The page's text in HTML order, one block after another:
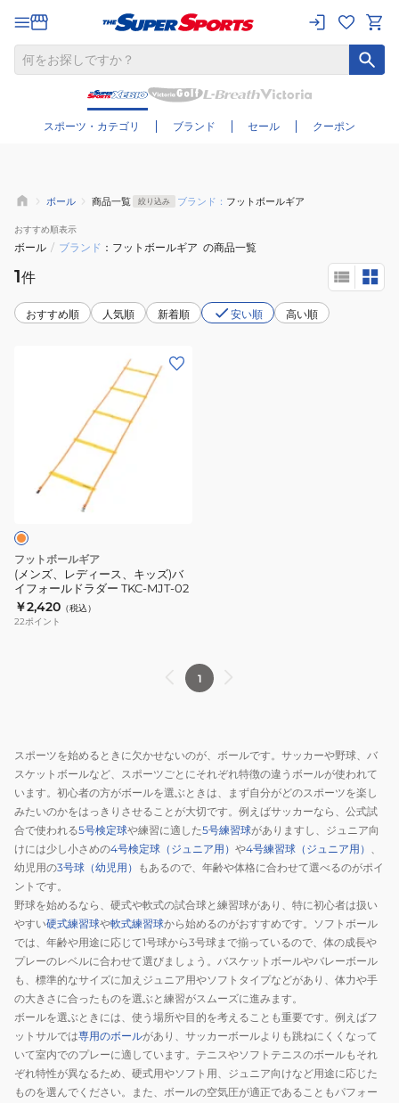
スポーツ・カテゴリ ブランド セール クーポン
さらに絞り込む
ボール 商品一覧 絞り込み ブランド： フットボールギア
おすすめ順表示
ボール / ブランド フットボールギア の商品一覧
1件
おすすめ順 人気順 新着順 安い順 高い順
キ
ッ
ズ)
バ
イ
ダ
ー
TKC-
MJT-
02
フットボールギア
(メンズ、レディース、キッズ)バ
イフォールドラダー TKC-MJT-02
￥2,420 （税込）
22ポイント
1
スポーツを始めるときに欠かせないのが、ボールです。サッカーや野球、バ
スケットボールなど、スポーツごとにそれぞれ特徴の違うボールが使われて
います。初心者の方がボールを選ぶときは、まず自分がどのスポーツを楽し
みたいのかをはっきりさせることが大切です。例えばサッカーなら、公式試
合で使われる5号検定球や練習に適した5号練習球がありますし、ジュニア向
けには少し小さめの4号検定球（ジュニア用） や4号練習球（ジュニア用） 、
幼児用の3号球（幼児用） もあるので、年齢や体格に合わせて選べるのがポイ
ントです。
野球を始めるなら、硬式や軟式の試合球と練習球があり、特に初心者は扱い
やすい硬式練習球や軟式練習球から始めるのがおすすめです。ソフトボール
では、年齢や用途に応じて1号球から3号球まで揃っているので、体の成長や
プレーのレベルに合わせて選びましょう。バスケットボールやバレーボール
も、標準的なサイズに加えジュニア用やソフトタイプなどがあり、体力や手
の大きさに合ったものを選ぶと練習がスムーズに進みます。
ボールを選ぶときには、使う場所や目的を考えることも重要です。例えばフ
ットサルでは専用のボールがあり、サッカーボールよりも跳ねにくくなって
いて室内でのプレーに適しています。テニスやソフトテニスのボールもそれ
ぞれ特性が異なるため、硬式用やソフト用、ジュニア向けなど用途に応じた
ものを選んでください。また、ボールの空気圧が適正であることもパフォー